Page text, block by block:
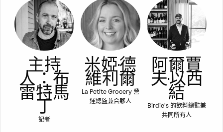
主持
人：布
雷特馬
丁
記者
米婭·德
維利爾
La Petite Grocery 營
運總監兼合夥人
阿爾賈
夫·以西
結
Birdie's 的飲料總監兼
共同所有人